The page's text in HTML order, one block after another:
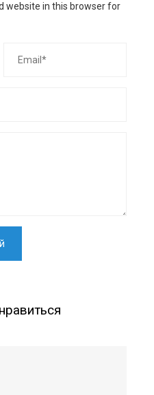
website in this browser for